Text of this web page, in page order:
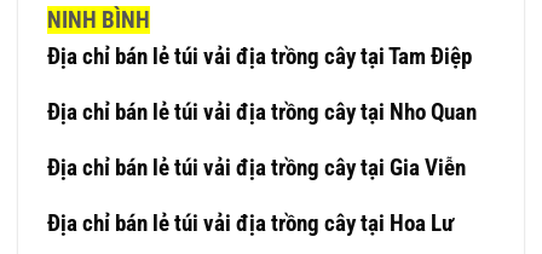
NINH BÌNH
Địa chỉ bán lẻ túi vải địa trồng cây tại Tam Điệp
Địa chỉ bán lẻ túi vải địa trồng cây tại Nho Quan
Địa chỉ bán lẻ túi vải địa trồng cây tại Gia Viễn
Địa chỉ bán lẻ túi vải địa trồng cây tại Hoa Lư